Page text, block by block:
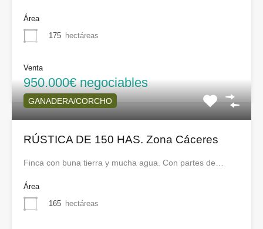
Área
175 hectáreas
Venta
950.000€ negociables
GANADERA/CORCHO
RÚSTICA DE 150 HAS. Zona Cáceres
Finca con buna tierra y mucha agua. Con partes de…
Área
165 hectáreas